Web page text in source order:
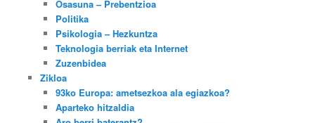
Osasuna – Prebentzioa
Politika
Psikologia – Hezkuntza
Teknologia berriak eta Internet
Zuzenbidea
Zikloa
93ko Europa: ametsezkoa ala egiazkoa?
Aparteko hitzaldia